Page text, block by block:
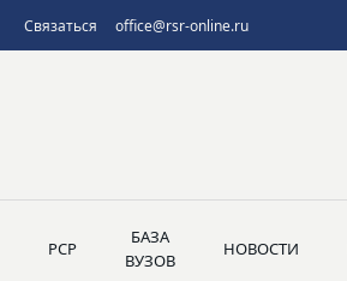
Связаться office@rsr-online.ru
РСР
БАЗА
ВУЗОВ
НОВОСТИ